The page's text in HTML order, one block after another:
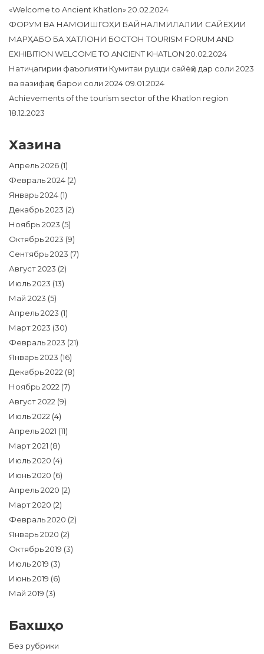
«Welcome to Ancient Khatlon»20.02.2024
ФОРУМ ВА НАМОИШГОҲИ БАЙНАЛМИЛАЛИИ САЙЁҲИИ
МАРҲАБО БА ХАТЛОНИ БОСТОН TOURISM FORUM AND
EXHIBITION WELCOME TO ANCIENT KHATLON 20.02.2024
Натиҷагирии фаъолияти Кумитаи рушди сайёҳӣ дар соли 2023
ва вазифаҳо барои соли 2024 09.01.2024
Achievements of the tourism sector of the Khatlon region
18.12.2023
Хазина
Апрель 2026 (1)
Февраль 2024 (2)
Январь 2024 (1)
Декабрь 2023 (2)
Ноябрь 2023 (5)
Октябрь 2023 (9)
Сентябрь 2023 (7)
Август 2023 (2)
Июль 2023 (13)
Май 2023 (5)
Апрель 2023 (1)
Март 2023 (30)
Февраль 2023 (21)
Январь 2023 (16)
Декабрь 2022 (8)
Ноябрь 2022 (7)
Август 2022 (9)
Июль 2022 (4)
Апрель 2021 (11)
Март 2021 (8)
Июль 2020 (4)
Июнь 2020 (6)
Апрель 2020 (2)
Март 2020 (2)
Февраль 2020 (2)
Январь 2020 (2)
Октябрь 2019 (3)
Июль 2019 (3)
Июнь 2019 (6)
Май 2019 (3)
Бахшҳо
Без рубрики